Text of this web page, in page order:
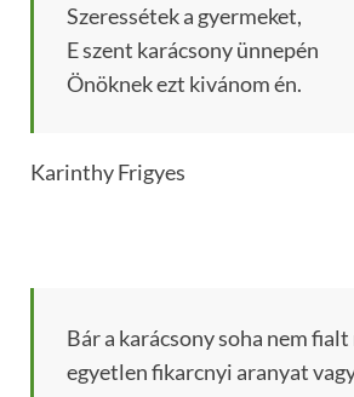
Szeressétek a gyermeket,
E szent karácsony ünnepén
Önöknek ezt kivánom én.
Karinthy Frigyes
Bár a karácsony soha nem fialt
egyetlen fikarcnyi aranyat